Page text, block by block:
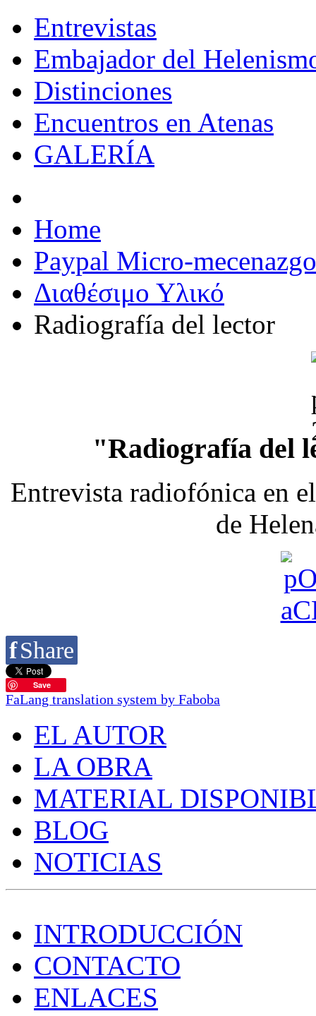
Entrevistas
Embajador del
Distinciones
Encuentros en Atenas
GALERÍA
Home
Paypal Micro-mecenazgo
Διαθέσιμο Υλικό
Radiografía del lector
"Radiografía del
Entrevista radiofónica en
de
fShare
Save
FaLang translation system by Faboba
EL AUTOR
LA OBRA
MATERIAL
BLOG
NOTICIAS
INTRODUCCIÓN
CONTACTO
ENLACES